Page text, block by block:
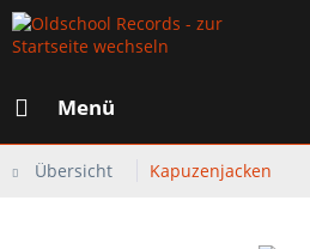
Menü
Übersicht Kapuzenjacken